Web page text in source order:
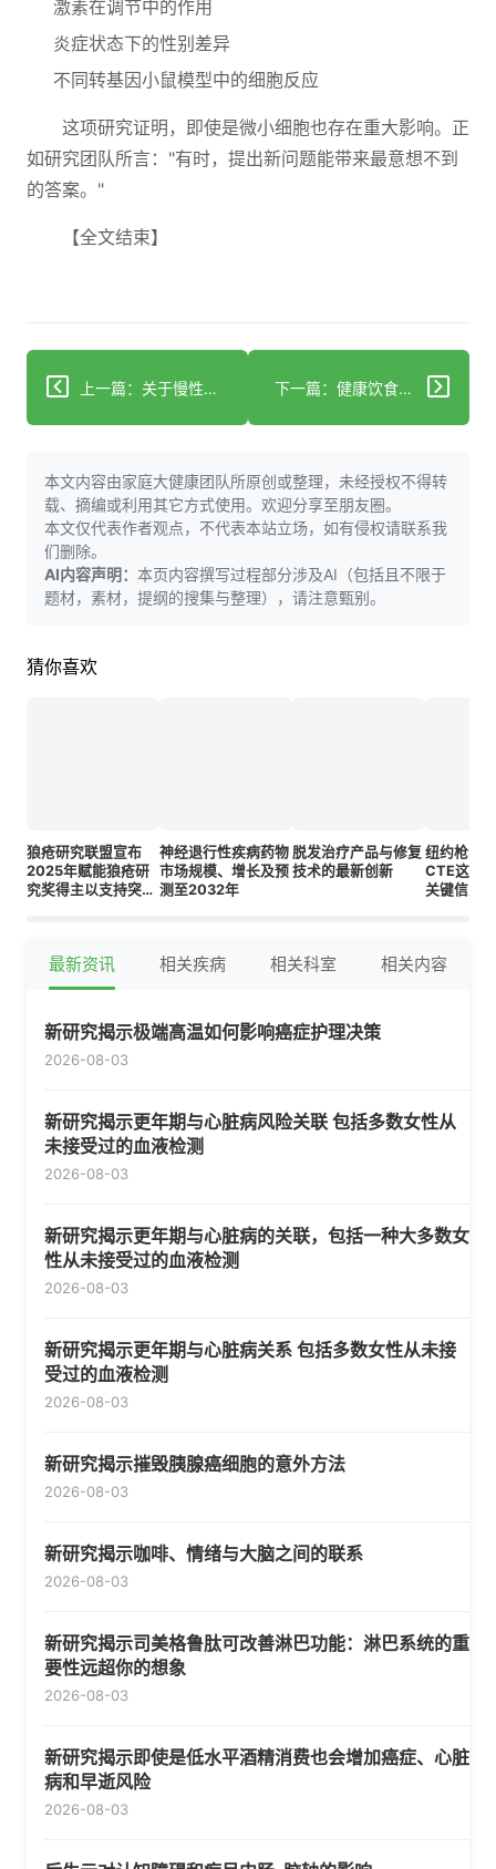
激素在调节中的作用
炎症状态下的性别差异
不同转基因小鼠模型中的细胞反应
这项研究证明，即使是微小细胞也存在重大影响。正
如研究团队所言："有时，提出新问题能带来最意想不到
的答案。"
【全文结束】
上一篇：关于慢性创伤性脑病（CTE）你需要知道的信息 下一篇：健康饮食或可延缓老年人心脏及大脑疾病发展
本文内容由家庭大健康团队所原创或整理，未经授权不得转
载、摘编或利用其它方式使用。欢迎分享至朋友圈。
本文仅代表作者观点，不代表本站立场，如有侵权请联系我
们删除。
AI内容声明： 本页内容撰写过程部分涉及AI（包括且不限于
题材，素材，提纲的搜集与整理），请注意甄别。
猜你喜欢
狼疮研究联盟宣布
2025年赋能狼疮研
究奖得主以支持突破
神经退行性疾病药物
市场规模、增长及预
测至2032年
脱发治疗产品与修复
技术的最新创新
纽约枪击
CTE这种
关键信息
最新资讯 相关疾病 相关科室 相关内容
新研究揭示极端高温如何影响癌症护理决策
2026-08-03
新研究揭示更年期与心脏病风险关联 包括多数女性从
未接受过的血液检测
2026-08-03
新研究揭示更年期与心脏病的关联，包括一种大多数女
性从未接受过的血液检测
2026-08-03
新研究揭示更年期与心脏病关系 包括多数女性从未接
受过的血液检测
2026-08-03
新研究揭示摧毁胰腺癌细胞的意外方法
2026-08-03
新研究揭示咖啡、情绪与大脑之间的联系
2026-08-03
新研究揭示司美格鲁肽可改善淋巴功能：淋巴系统的重
要性远超你的想象
2026-08-03
新研究揭示即使是低水平酒精消费也会增加癌症、心脏
病和早逝风险
2026-08-03